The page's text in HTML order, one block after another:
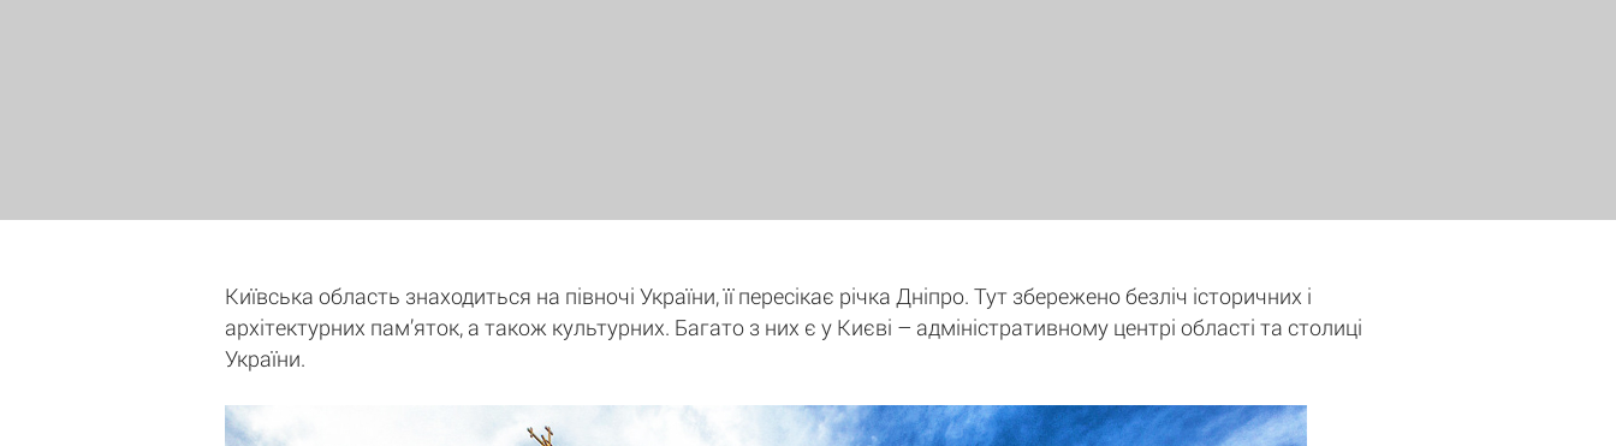
Київська область знаходиться на півночі України, її пересікає річка Дніпро. Тут збережено безліч історичних і
архітектурних пам’яток, а також культурних. Багато з них є у Києві – адміністративному центрі області та столиці
України.